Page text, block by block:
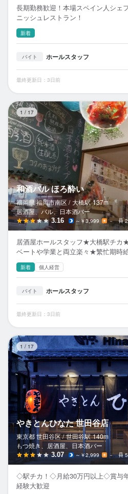
長期勤務歓迎！本場スペイン人シェ
ニッシュレストラン！
新着
バイト ホールスタッフ
最終更新日：3日前
1 / 17
和酒バル ほろ酔い
福岡県 福岡市南区 / 大橋駅 137m
居酒屋、バル、日本酒バー
3.16 ～￥3,999 －
居酒屋ホールスタッフ★大橋駅チカ
ベートや学業と両立楽々★繁忙期時
新着 個人経営
バイト ホールスタッフ
最終更新日：3日前
1 / 17
やきとんひなた 世田谷店
東京都 世田谷区 / 世田谷駅 140m
もつ焼き、居酒屋、日本酒バー
3.07 ～￥2,999 －
◇駅チカ！◇月給30万円以上◇賞与
経験大歓迎